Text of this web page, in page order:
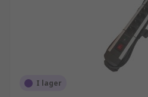
I lager